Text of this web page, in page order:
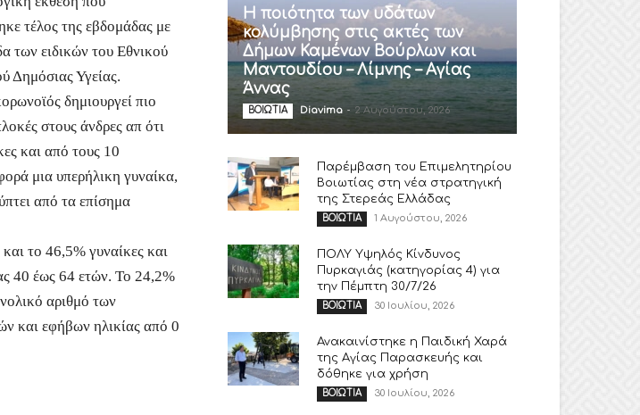
τέλος της εβδομάδας με
των ειδικών του Εθνικού
Δημόσιας Υγείας.
δημιουργεί πιο
στους άνδρες απ ότι
και από τους 10
μια υπερήλικη γυναίκα,
από τα επίσημα
το 46,5% γυναίκες και
40 έως 64 ετών. Το 24,2%
αριθμό των
και εφήβων ηλικίας από 0
Η ποιότητα των υδάτων
κολύμβησης στις ακτές των
Δήμων Καμένων Βούρλων και
Μαντουδίου – Λίμνης – Αγίας
Άννας
ΒΟΙΩΤΙΑ Diavima - 2 Αυγούστου, 2026
Παρέμβαση του Επιμελητηρίου
Βοιωτίας στη νέα στρατηγική
της Στερεάς Ελλάδας
ΒΟΙΩΤΙΑ 1 Αυγούστου, 2026
ΠΟΛΥ Υψηλός Κίνδυνος
Πυρκαγιάς (κατηγορίας 4) για
την Πέμπτη 30/7/26
ΒΟΙΩΤΙΑ 30 Ιουλίου, 2026
Ανακαινίστηκε η Παιδική Χαρά
της Αγίας Παρασκευής και
δόθηκε για χρήση
ΒΟΙΩΤΙΑ 30 Ιουλίου, 2026